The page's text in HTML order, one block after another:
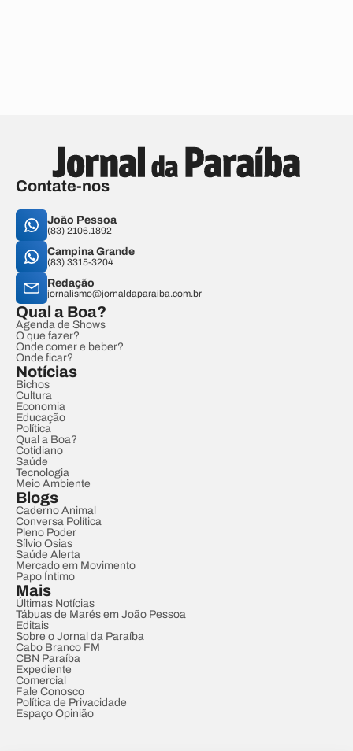
Contate-nos
João Pessoa
(83) 2106.1892
Campina Grande
(83) 3315-3204
Redação
jornalismo@jornaldaparaiba.com.br
Qual a Boa?
Agenda de Shows
O que fazer?
Onde comer e beber?
Onde ficar?
Notícias
Bichos
Cultura
Economia
Educação
Política
Qual a Boa?
Cotidiano
Saúde
Tecnologia
Meio Ambiente
Blogs
Caderno Animal
Conversa Política
Pleno Poder
Sílvio Osias
Saúde Alerta
Mercado em Movimento
Papo Íntimo
Mais
Últimas Notícias
Tábuas de Marés em João Pessoa
Editais
Sobre o Jornal da Paraíba
Cabo Branco FM
CBN Paraíba
Expediente
Comercial
Fale Conosco
Política de Privacidade
Espaço Opinião